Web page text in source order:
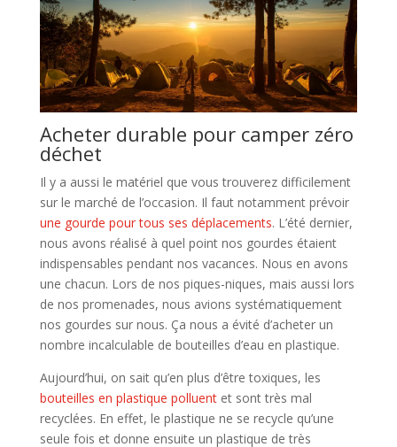
Acheter durable pour camper zéro
déchet
Il y a aussi le matériel que vous trouverez difficilement
sur le marché de l’occasion. Il faut notamment prévoir
une gourde pour tous ses déplacements. L’été dernier,
nous avons réalisé à quel point nos gourdes étaient
indispensables pendant nos vacances. Nous en avons
une chacun. Lors de nos piques-niques, mais aussi lors
de nos promenades, nous avions systématiquement
nos gourdes sur nous. Ça nous a évité d’acheter un
nombre incalculable de bouteilles d’eau en plastique.
Aujourd’hui, on sait qu’en plus d’être toxiques, les
bouteilles en plastique polluentet sont très mal
recyclées. En effet, le plastique ne se recycle qu’une
seule fois et donne ensuite un plastique de très